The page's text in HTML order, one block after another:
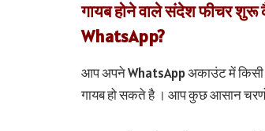
गायब होने वाले संदेश फीचर
WhatsApp?
आप अपने WhatsApp अकाउंट में
गायब हो सकते है । आप कुछ आसान